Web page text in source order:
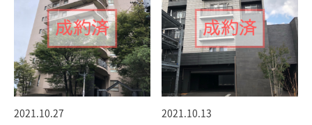
2021.10.27 2021.10.13